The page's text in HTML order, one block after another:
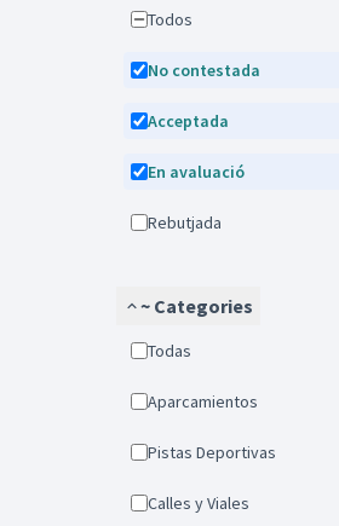
Todos
No contestada
Acceptada
En avaluació
Rebutjada
~ Categories
Todas
Aparcamientos
Pistas Deportivas
Calles y Viales